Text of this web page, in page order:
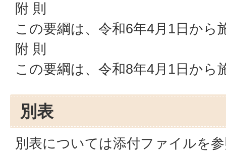
附 則
この要綱は、令和6年4月1日から
附 則
この要綱は、令和8年4月1日から
別表
別表については添付ファイルを